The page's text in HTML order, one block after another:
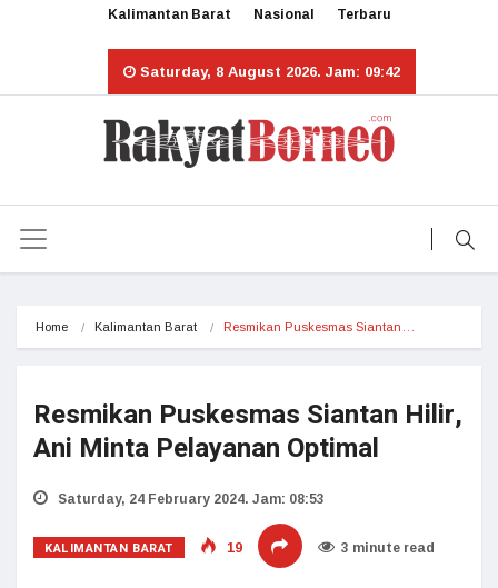
Kalimantan Barat Nasional Terbaru
Saturday, 8 August 2026. Jam: 09:42
Home Kalimantan Barat Resmikan Puskesmas Siantan…
Resmikan Puskesmas Siantan Hilir,
Ani Minta Pelayanan Optimal
Saturday, 24 February 2024. Jam: 08:53
KALIMANTAN BARAT 19 3 minute read